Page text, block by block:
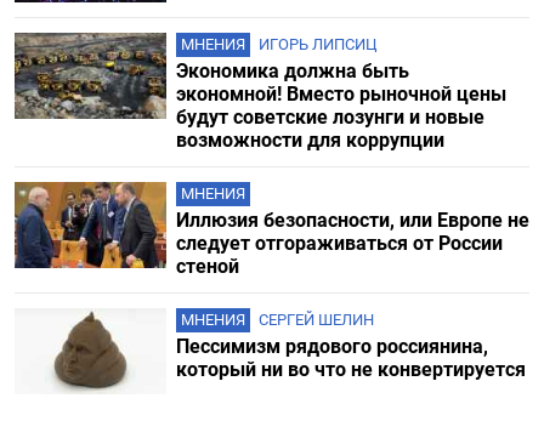
МНЕНИЯ ИГОРЬ ЛИПСИЦ
Экономика должна быть
экономной! Вместо рыночной цены
будут советские лозунги и новые
возможности для коррупции
МНЕНИЯ
Иллюзия безопасности, или Европе не
следует отгораживаться от России
стеной
МНЕНИЯ СЕРГЕЙ ШЕЛИН
Пессимизм рядового россиянина,
который ни во что не конвертируется